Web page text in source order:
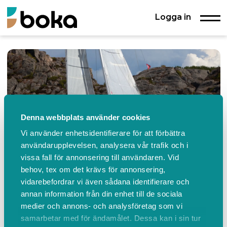
Denna webbplats använder cookies
Vi använder enhetsidentifierare för att förbättra
användarupplevelsen, analysera vår trafik och i
vissa fall för annonsering till användaren. Vid
behov, tex om det krävs för annonsering,
vidarebefordrar vi även sådana identifierare och
annan information från din enhet till de sociala
medier och annons- och analysföretag som vi
samarbetar med för ändamålet. Dessa kan i sin tur
Logga in
GKSSskolbatar
Kontakta oss